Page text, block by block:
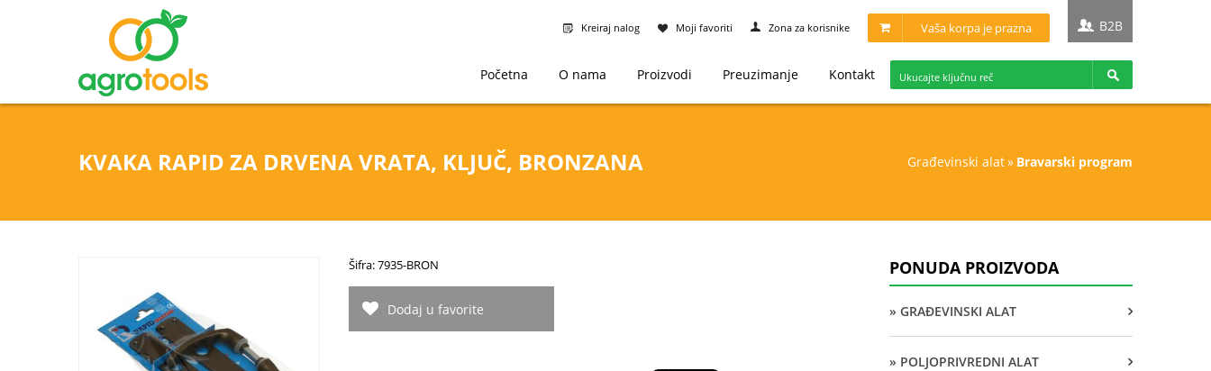
KVAKA RAPID ZA DRVENA VRATA, KLJUČ, BRONZANA građevinski alat» bravarski program
Kreiraj nalog Moji favoriti Zona za korisnike Vaša korpa je prazna B2B
Početna O nama Proizvodi Preuzimanje Kontakt
Šifra: 7935-BRON
Dodaj u favorite
PONUDA PROIZVODA
» GRAĐEVINSKI ALAT
» POLJOPRIVREDNI ALAT